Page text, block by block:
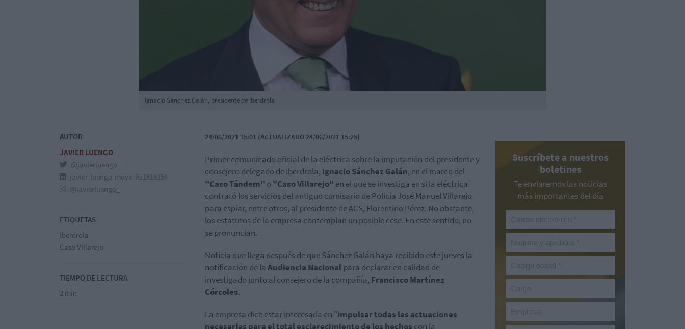
Ignacio Sánchez Galán, presidente de Iberdrola
AUTOR
JAVIER LUENGO
@javierluengo_
javier-luengo-moya-9a1818154
@javierluengo_
ETIQUETAS
Iberdrola
Caso Villarejo
TIEMPO DE LECTURA
2 min
24/06/2021 15:01 (ACTUALIZADO 24/06/2021 15:25)
Primer comunicado oficial de la eléctrica sobre la imputación del presidente y
consejero delegado de Iberdrola, Ignacio Sánchez Galán, en el marco del
"Caso Tándem" o "Caso Villarejo" en el que se investiga en si la eléctrica
contrató los servicios del antiguo comisario de Policía José Manuel Villarejo
para espiar, entre otros, al presidente de ACS, Florentino Pérez. No obstante,
los estatutos de la empresa contemplan un posible cese. En este sentido, no
se pronuncian.
Noticia que llega después de que Sánchez Galán haya recibido este jueves la
notificación de la Audiencia Nacionalpara declarar en calidad de
investigado junto al consejero de la compañía, Francisco Martínez
Córcoles.
La empresa dice estar interesada en "impulsar todas las actuaciones
necesarias para el total esclarecimiento de los hechos con la
Suscríbete a nuestros
boletines
Te enviaremos las noticias
más importantes del día